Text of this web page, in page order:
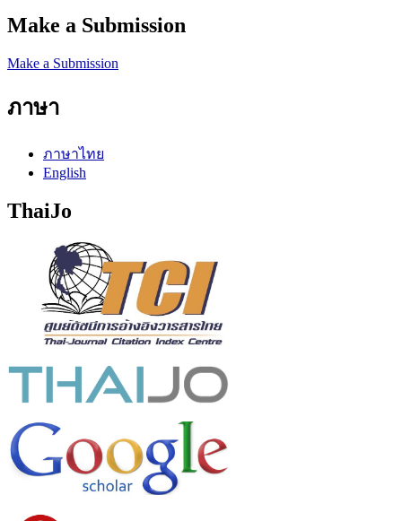
Make a Submission
Make a Submission
ภาษา
ภาษาไทย
English
ThaiJo